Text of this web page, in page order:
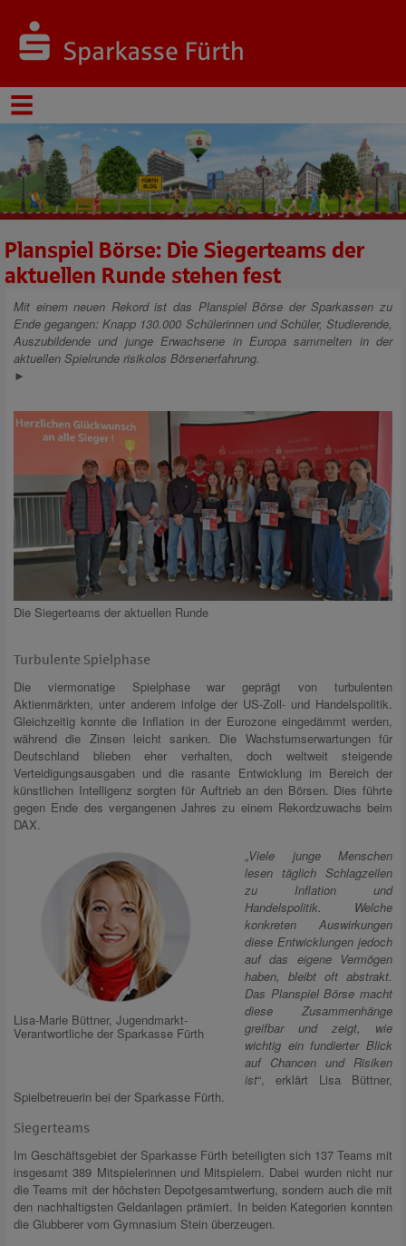
Planspiel Börse: Die Siegerteams der
aktuellen Runde stehen fest
Mit einem neuen Rekord ist das Planspiel Börse der Sparkassen zu
Ende gegangen: Knapp 130.000 Schülerinnen und Schüler, Studierende,
Auszubildende und junge Erwachsene in Europa sammelten in der
aktuellen Spielrunde risikolos Börsenerfahrung.
►
Die Siegerteams der aktuellen Runde
Turbulente Spielphase
Die viermonatige Spielphase war geprägt von turbulenten
Aktienmärkten, unter anderem infolge der US-Zoll- und Handelspolitik.
Gleichzeitig konnte die Inflation in der Eurozone eingedämmt werden,
während die Zinsen leicht sanken. Die Wachstumserwartungen für
Deutschland blieben eher verhalten, doch weltweit steigende
Verteidigungsausgaben und die rasante Entwicklung im Bereich der
künstlichen Intelligenz sorgten für Auftrieb an den Börsen. Dies führte
gegen Ende des vergangenen Jahres zu einem Rekordzuwachs beim
DAX.
Lisa-Marie Büttner, Jugendmarkt-
Verantwortliche der Sparkasse Fürth
„Viele junge Menschen
lesen täglich Schlagzeilen
zu Inflation und
Handelspolitik. Welche
konkreten Auswirkungen
diese Entwicklungen jedoch
auf das eigene Vermögen
haben, bleibt oft abstrakt.
Das Planspiel Börse macht
diese Zusammenhänge
greifbar und zeigt, wie
wichtig ein fundierter Blick
auf Chancen und Risiken
ist“, erklärt Lisa Büttner,
Spielbetreuerin bei der Sparkasse Fürth.
Siegerteams
Im Geschäftsgebiet der Sparkasse Fürth beteiligten sich 137 Teams mit
insgesamt 389 Mitspielerinnen und Mitspielern. Dabei wurden nicht nur
die Teams mit der höchsten Depotgesamtwertung, sondern auch die mit
den nachhaltigsten Geldanlagen prämiert. In beiden Kategorien konnten
die Glubberer vom Gymnasium Stein überzeugen.